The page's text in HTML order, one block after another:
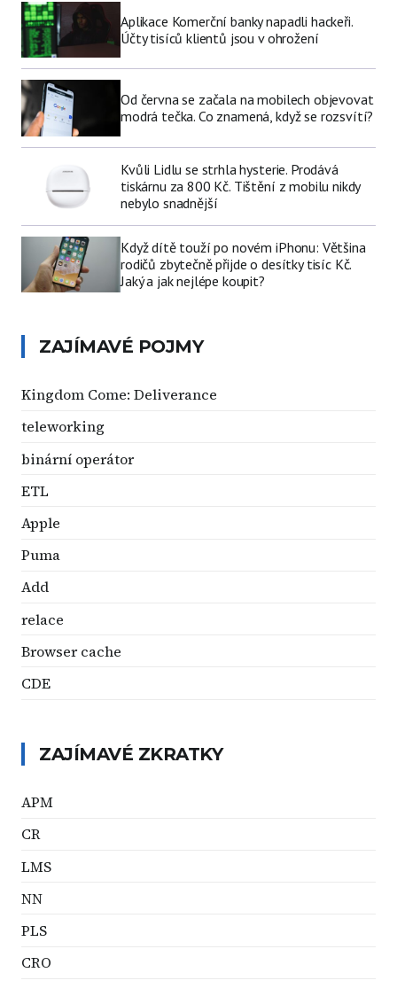
Aplikace Komerční banky napadli hackeři.
Účty tisíců klientů jsou v ohrožení
Od června se začala na mobilech objevovat
modrá tečka. Co znamená, když se rozsvítí?
Kvůli Lidlu se strhla hysterie. Prodává
tiskárnu za 800 Kč. Tištění z mobilu nikdy
nebylo snadnější
Když dítě touží po novém iPhonu: Většina
rodičů zbytečně přijde o desítky tisíc Kč.
Jaký a jak nejlépe koupit?
ZAJÍMAVÉ POJMY
Kingdom Come: Deliverance
teleworking
binární operátor
ETL
Apple
Puma
Add
relace
Browser cache
CDE
ZAJÍMAVÉ ZKRATKY
APM
CR
LMS
NN
PLS
CRO